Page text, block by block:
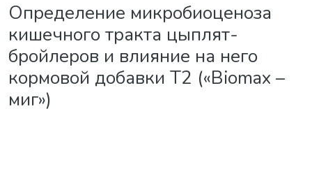
Определение микробиоценоза
кишечного тракта цыплят-
бройлеров и влияние на него
кормовой добавки Т2 («Biomaх –
миг»)